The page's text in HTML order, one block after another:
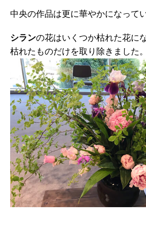
中央の作品は更に華やかになって
シランの花はいくつか枯れた花に
枯れたものだけを取り除きました。